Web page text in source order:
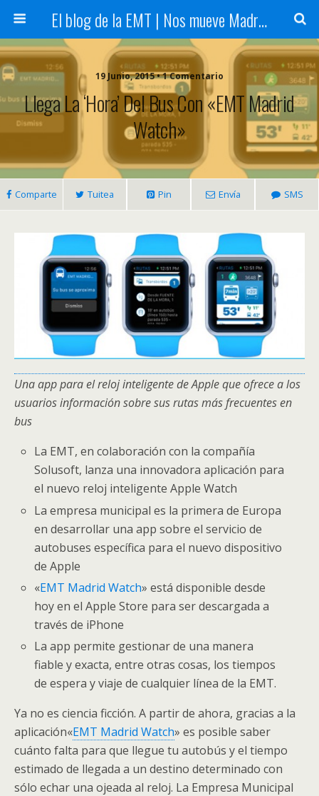
El blog de la EMT | Nos mueve Madrid
19 Junio, 2015 • 1 Comentario
Llega La ‘hora’ Del Bus Con «EMT Madrid
Watch»
Comparte Tuitea Pin Envía SMS
Una app para el reloj inteligente de Apple que ofrece a los
usuarios información sobre sus rutas más frecuentes en
bus
La EMT, en colaboración con la compañía
Solusoft, lanza una innovadora aplicación para
el nuevo reloj inteligente Apple Watch
La empresa municipal es la primera de Europa
en desarrollar una app sobre el servicio de
autobuses específica para el nuevo dispositivo
de Apple
«EMT Madrid Watch» está disponible desde
hoy en el Apple Store para ser descargada a
través de iPhone
La app permite gestionar de una manera
fiable y exacta, entre otras cosas, los tiempos
de espera y viaje de cualquier línea de la EMT.
Ya no es ciencia ficción. A partir de ahora, gracias a la
aplicación«EMT Madrid Watch» es posible saber
cuánto falta para que llegue tu autobús y el tiempo
estimado de llegada a un destino determinado con
sólo echar una ojeada al reloj. La Empresa Municipal